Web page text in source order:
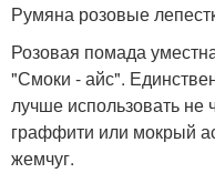
Румяна розовые
Розовая помада
"Смоки - айс".
лучше использовать не
граффити или мокрый
жемчуг.